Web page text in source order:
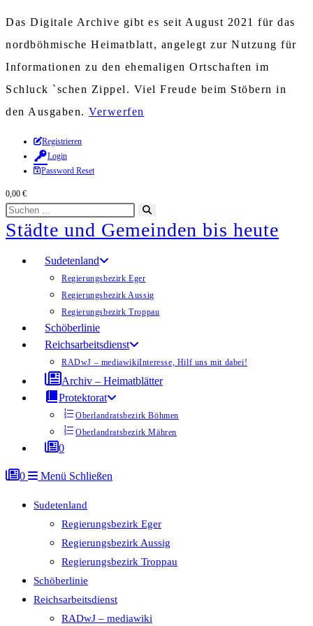
Das Digitale Archive gibt es seit August 2021 für das
nordböhmische Heimatblatt, angelegt zur Nutzung für
Informationen zu den ehemaligen Ortschaften im
Schluck `schen Zippel. Viel Freude beim Stöbern in
den Ausgaben. Verwerfen
Zum
Inhalt
springen
Registrieren
Login
Password Reset
0,00 €
Diese
Website
durchsuchen
starten
Städte und Gemeinden bis heute
Sudetenland
Regierungsbezirk Eger
Regierungsbezirk Aussig
Regierungsbezirk Troppau
Schöberlinie
Reichsarbeitsdienst
RADwJ – mediawikiInteresse, Hilf uns mit dabei!
Archiv – Heimatblätter
Protektorat
Oberlandratsbezirk Böhmen
Oberlandratsbezirk Mähren
0
0 Menü Schließen
Sudetenland
Regierungsbezirk Eger
Regierungsbezirk Aussig
Regierungsbezirk Troppau
Schöberlinie
Reichsarbeitsdienst
RADwJ – mediawiki